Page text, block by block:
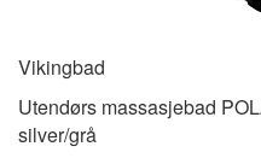
Vikingbad
Utendørs massasjebad
silver/grå